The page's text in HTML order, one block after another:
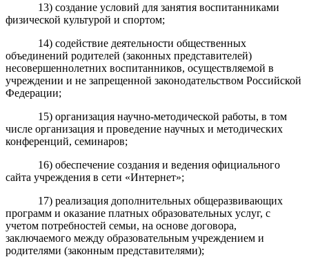
13) создание условий для занятия воспитанниками
физической культурой и спортом;
14) содействие деятельности общественных
объединений родителей (законных представителей)
несовершеннолетних воспитанников, осуществляемой в
учреждении и не запрещенной законодательством Российской
Федерации;
15) организация научно-методической работы, в том
числе организация и проведение научных и методических
конференций, семинаров;
16) обеспечение создания и ведения официального
сайта учреждения в сети «Интернет»;
17) реализация дополнительных общеразвивающих
программ и оказание платных образовательных услуг, с
учетом потребностей семьи, на основе договора,
заключаемого между образовательным учреждением и
родителями (законным представителями);